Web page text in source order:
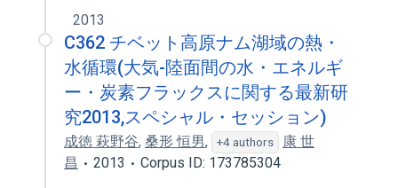
2013
C362 チベット高原ナム湖域の熱・
水循環(大気-陸面間の水・エネルギ
ー・炭素フラックスに関する最新研
究2013,スペシャル・セッション)
成徳 萩野谷, 桑形 恒男, +4 authors
康 世
昌
2013 Corpus ID: 173785304